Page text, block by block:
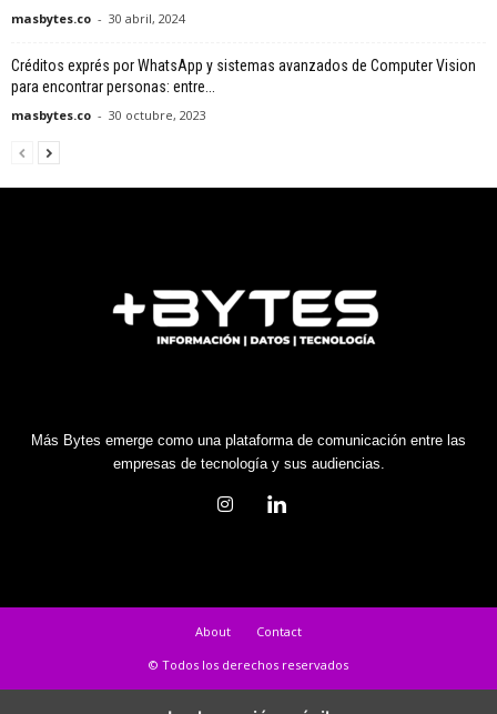
masbytes.co - 30 abril, 2024
Créditos exprés por WhatsApp y sistemas avanzados de Computer Vision
para encontrar personas: entre...
masbytes.co - 30 octubre, 2023
Más Bytes emerge como una plataforma de comunicación entre las
empresas de tecnología y sus audiencias.
About
Contact
© Todos los derechos reservados